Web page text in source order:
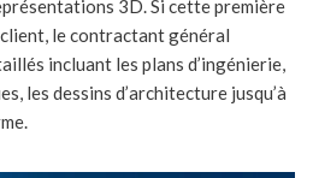
3D. Si cette première
le contractant général
incluant les plans d’ingénierie,
les dessins d’architecture jusqu’à